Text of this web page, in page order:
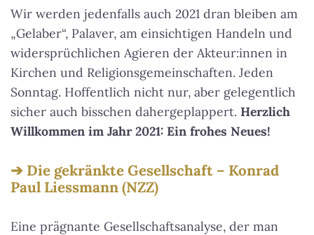
Wir werden jedenfalls auch 2021 dran bleiben am
„Gelaber“, Palaver, am einsichtigen Handeln und
widersprüchlichen Agieren der Akteur:innen in
Kirchen und Religionsgemeinschaften. Jeden
Sonntag. Hoffentlich nicht nur, aber gelegentlich
sicher auch bisschen dahergeplappert. Herzlich
Willkommen im Jahr 2021: Ein frohes Neues!
Die gekränkte Gesellschaft – Konrad
Paul Liessmann (NZZ)
Eine prägnante Gesellschaftsanalyse, der man